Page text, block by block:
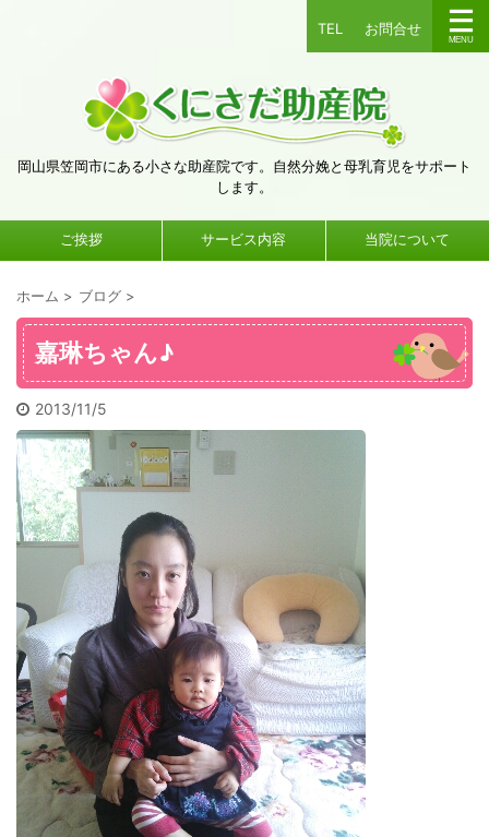
TEL お問合せ
岡山県笠岡市にある小さな助産院です。自然分娩と母乳育児をサポート
します。
ご挨拶 サービス内容 当院について
ホーム > ブログ >
嘉琳ちゃん♪
2013/11/5